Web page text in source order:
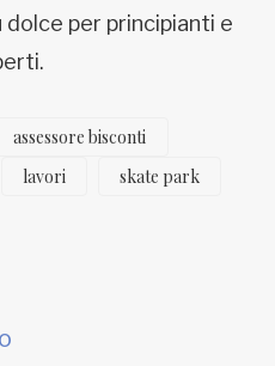
dolce per principianti e
assessore bisconti
lavori
skate park